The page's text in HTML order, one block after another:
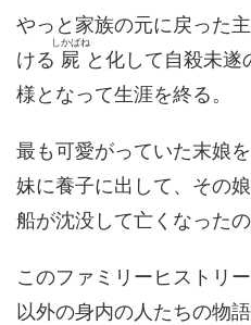
やっと家族の元に戻った
ける 屍
しかばね
と化して自殺未遂
様となって生涯を終る。
最も可愛がっていた末娘
妹に養子に出して、その
船が沈没して亡くなったの
このファミリーヒストリ
以外の身内の人たちの物